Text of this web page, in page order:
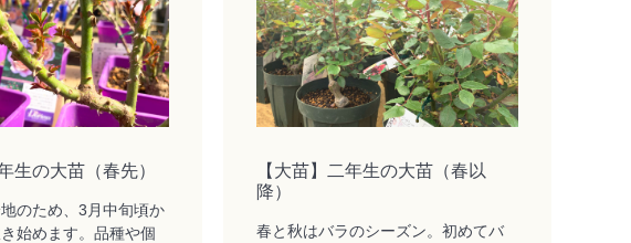
生の大苗（春先）
のため、3月中旬頃か
始めます。品種や個
【大苗】二年生の大苗（春以
降）
春と秋はバラのシーズン。初めてバ